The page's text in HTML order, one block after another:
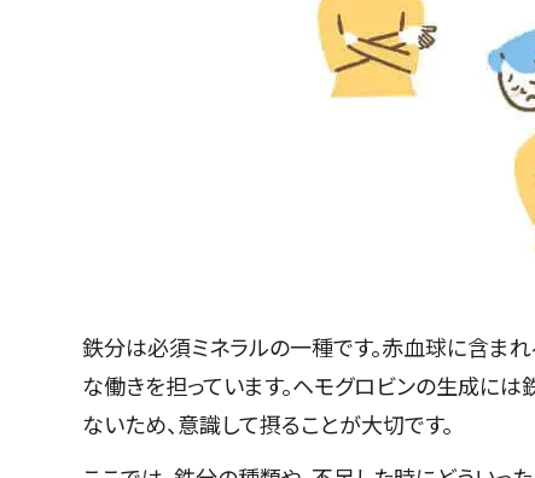
鉄分は必須ミネラルの一種です。赤血球に含ま
な働きを担っています。ヘモグロビンの生成に
ないため、意識して摂ることが大切です。